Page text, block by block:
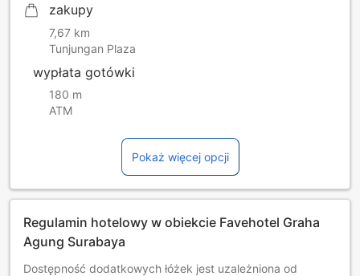
zakupy
7,67 km
Tunjungan Plaza
wypłata gotówki
180 m
ATM
Pokaż więcej opcji
Regulamin hotelowy w obiekcie Favehotel Graha
Agung Surabaya
Dostępność dodatkowych łóżek jest uzależniona od